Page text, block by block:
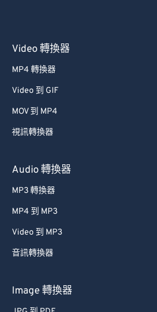
Video 轉換器
MP4 轉換器
Video 到 GIF
MOV 到 MP4
視訊轉換器
Audio 轉換器
MP3 轉換器
MP4 到 MP3
Video 到 MP3
音訊轉換器
Image 轉換器